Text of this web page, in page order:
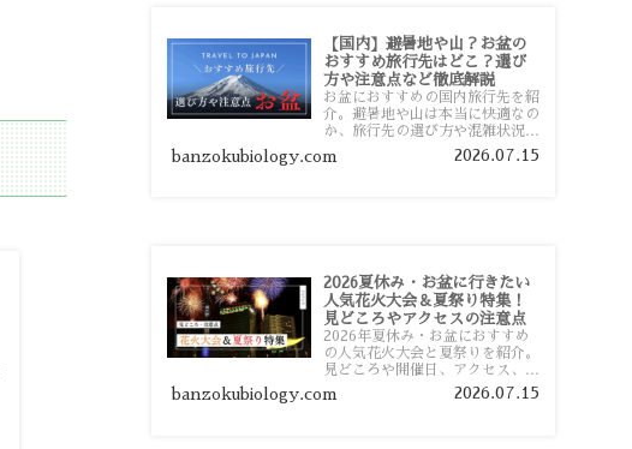
【国内】避暑地や山？お盆の
おすすめ旅行先はどこ？選び
方や注意点など徹底解説
お盆におすすめの国内旅行先を紹
介。避暑地や山は本当に快適なの
か、旅行先の選び方や混雑状況、
注意点、比較的混雑を避けやすい
おすすめスポットまで旅行前に役
banzokubiology.com 2026.07.15
2026夏休み・お盆に行きたい
人気花火大会＆夏祭り特集！
見どころやアクセスの注意点
2026年夏休み・お盆におすすめ
の人気花火大会と夏祭りを紹介。
見どころや開催日、アクセス、混
雑対策、旅行前に知っておきたい
注意点をわかりやすく解説しま
banzokubiology.com 2026.07.15